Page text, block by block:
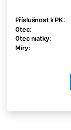
Příslušnost k PK:
Otec:
Otec matky:
Míry: